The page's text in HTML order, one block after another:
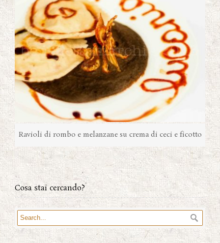
Ravioli di rombo e melanzane su crema di ceci e ficotto
Cosa stai cercando?